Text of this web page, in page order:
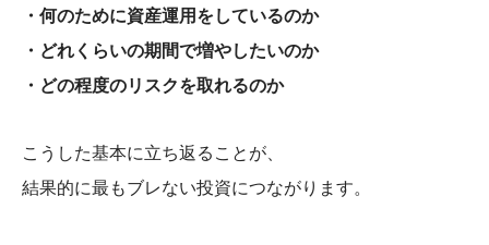
・何のために資産運用をしているのか
・どれくらいの期間で増やしたいのか
・どの程度のリスクを取れるのか
こうした基本に立ち返ることが、
結果的に最もブレない投資につながります。